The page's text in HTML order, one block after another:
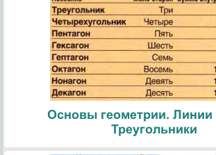
Основы геометрии. Линии
Треугольники